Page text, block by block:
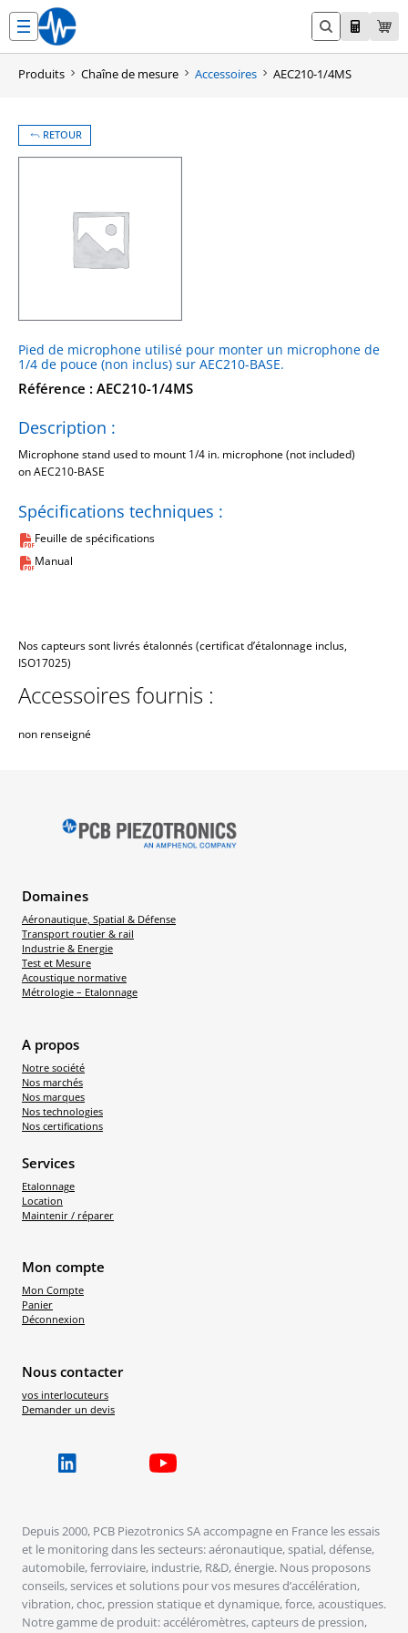
contenu
Produits Chaîne de mesure Accessoires AEC210-1/4MS
RETOUR
Pied de microphone utilisé pour monter un microphone de
1/4 de pouce (non inclus) sur AEC210-BASE.
Référence : AEC210-1/4MS
Spécifications techniques :
Feuille de spécifications
Manual
Description :
Microphone stand used to mount 1/4 in. microphone (not included)
on AEC210-BASE
Nos capteurs sont livrés étalonnés (certificat d’étalonnage inclus,
ISO17025)
Accessoires fournis :
non renseigné
Domaines
Aéronautique, Spatial & Défense
Transport routier & rail
Industrie & Energie
Test et Mesure
Acoustique normative
Métrologie – Etalonnage
A propos
Notre société
Nos marchés
Nos marques
Nos technologies
Nos certifications
Services
Etalonnage
Location
Maintenir / réparer
Mon compte
Mon Compte
Panier
Déconnexion
Nous contacter
vos interlocuteurs
Demander un devis
Depuis 2000, PCB Piezotronics SA accompagne en France les essais
et le monitoring dans les secteurs: aéronautique, spatial, défense,
automobile, ferroviaire, industrie, R&D, énergie. Nous proposons
conseils, services et solutions pour vos mesures d’accélération,
vibration, choc, pression statique et dynamique, force, acoustiques.
Notre gamme de produit: accéléromètres, capteurs de pression,